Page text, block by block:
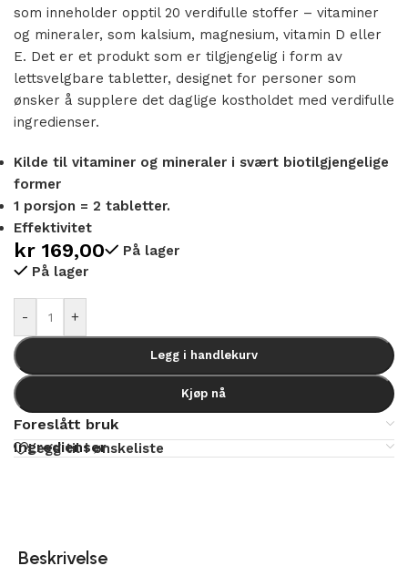
som inneholder opptil 20 verdifulle stoffer – vitaminer
og mineraler, som kalsium, magnesium, vitamin D eller
E. Det er et produkt som er tilgjengelig i form av
lettsvelgbare tabletter, designet for personer som
ønsker å supplere det daglige kostholdet med verdifulle
ingredienser.
Kilde til vitaminer og mineraler i svært biotilgjengelige
former
1 porsjon = 2 tabletter.
Effektivitet
kr 169,00
På lager
På lager
- +
Legg i handlekurv
Kjøp nå
Alternative:
Foreslått bruk
Ingredienser
Legg til i ønskeliste
Beskrivelse